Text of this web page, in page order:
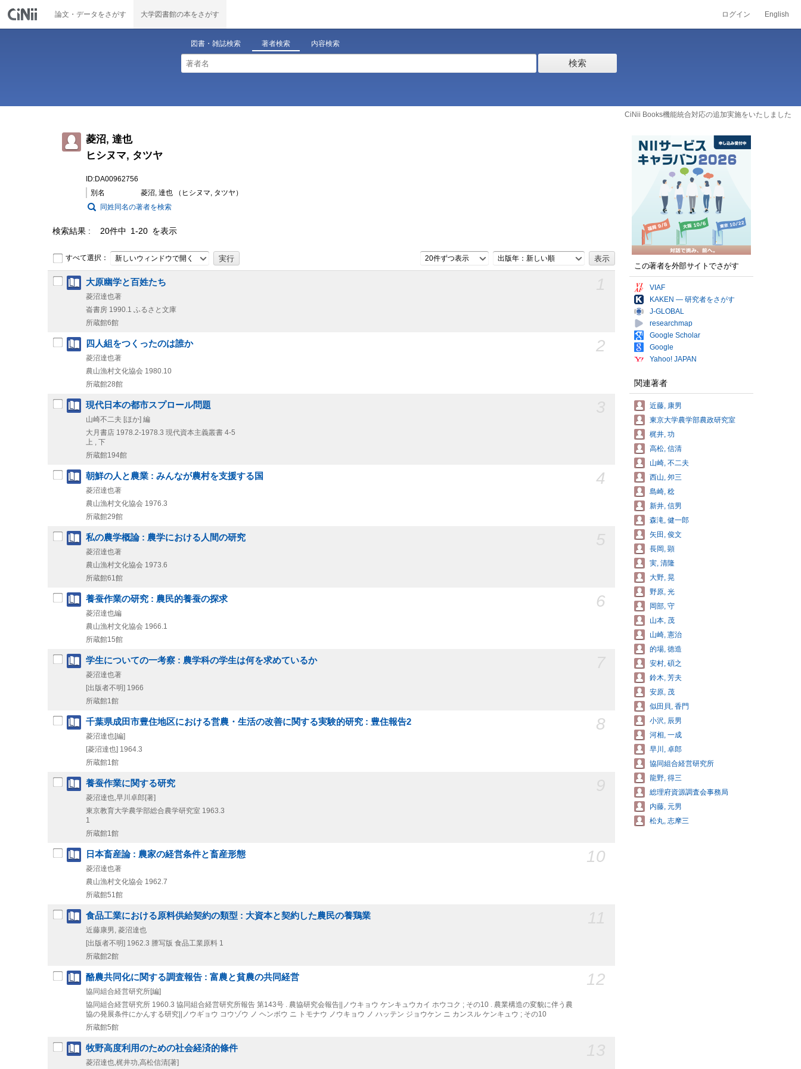
論文・データをさがす 大学図書館の本をさがす ログイン English
図書・雑誌検索 著者検索 内容検索
検索
CiNii Books機能統合対応の追加実施をいたしました
菱沼, 達也
ヒシヌマ, タツヤ
ID:DA00962756
別名
菱沼, 達也 （ヒシヌマ, タツヤ）
同姓同名の著者を検索
検索結果 20件中 1-20 を表示
すべて選択： 新しいウィンドウで開く 20件ずつ表示 出版年：新しい順
大原幽学と百姓たち
菱沼達也著
崙書房 1990.1 ふるさと文庫
所蔵館6館
2
四人組をつくったのは誰か
菱沼達也著
農山漁村文化協会 1980.10
所蔵館28館
現代日本の都市スプロール問題
山崎不二夫 [ほか] 編
大月書店 1978.2-1978.3 現代資本主義叢書 4-5
上 , 下
所蔵館194館
4
朝鮮の人と農業 : みんなが農村を支援する国
菱沼達也著
農山漁村文化協会 1976.3
所蔵館29館
私の農学概論 : 農学における人間の研究
菱沼達也著
農山漁村文化協会 1973.6
所蔵館61館
6
養蚕作業の研究 : 農民的養蚕の探求
菱沼達也編
農山漁村文化協会 1966.1
所蔵館15館
学生についての一考察 : 農学科の学生は何を求めているか
菱沼達也著
[出版者不明] 1966
所蔵館1館
8
千葉県成田市豊住地区における営農・生活の改善に関する実験的研究 : 豊住報告2
菱沼達也[編]
[菱沼達也] 1964.3
所蔵館1館
養蚕作業に関する研究
菱沼達也,早川卓郎[著]
東京教育大学農学部総合農学研究室 1963.3
1
所蔵館1館
10
日本畜産論 : 農家の経営条件と畜産形態
菱沼達也著
農山漁村文化協会 1962.7
所蔵館51館
食品工業における原料供給契約の類型 : 大資本と契約した農民の養鶏業
近藤康男, 菱沼達也
[出版者不明] 1962.3 謄写版 食品工業原料 1
所蔵館2館
12
酪農共同化に関する調査報告 : 富農と貧農の共同経営
協同組合経営研究所[編]
協同組合経営研究所 1960.3 協同組合経営研究所報告 第143号 . 農協研究会報告||ノウキョウ ケンキュウカイ ホウコク ; その10 . 農業構造の変貌に伴う農
協の発展条件にかんする研究||ノウギョウ コウゾウ ノ ヘンボウ ニ トモナウ ノウキョウ ノ ハッテン ジョウケン ニ カンスル ケンキュウ ; その10
所蔵館5館
牧野高度利用のための社会経済的條件
菱沼達也,梶井功,高松信清[著]
この著者を外部サイトでさがす
VIAF
KAKEN — 研究者をさがす
J-GLOBAL
researchmap
Google Scholar
Google
Yahoo! JAPAN
関連著者
近藤, 康男
東京大学農学部農政研究室
梶井, 功
高松, 信清
山崎, 不二夫
西山, 夘三
島崎, 稔
新井, 信男
森滝, 健一郎
矢田, 俊文
長岡, 顕
実, 清隆
大野, 晃
野原, 光
岡部, 守
山本, 茂
山崎, 憲治
的場, 徳造
安村, 碩之
鈴木, 芳夫
安原, 茂
似田貝, 香門
小沢, 辰男
河相, 一成
早川, 卓郎
協同組合経営研究所
龍野, 得三
総理府資源調査会事務局
内藤, 元男
松丸, 志摩三